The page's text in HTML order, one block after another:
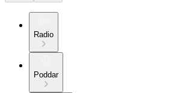
Radio
Poddar